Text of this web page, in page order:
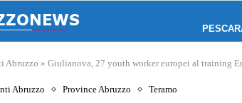
Abruzzo » Giulianova, 27 youth worker europei al training
Abruzzo Province Abruzzo Teramo